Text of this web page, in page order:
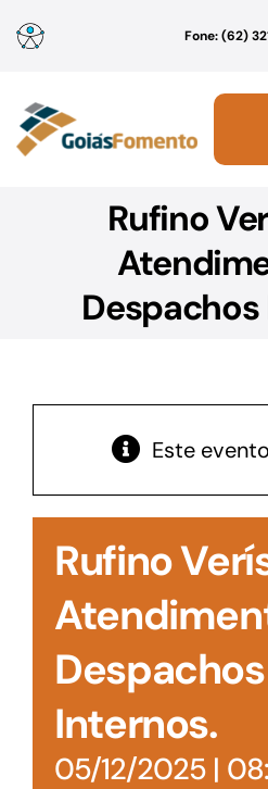
para
conteúdo
Fone: (62)
Institucional
Linhas de Crédito
Acesso à Informação
Rufino
Este
Rufino
Despachos
Internos.
05/12/2025 |